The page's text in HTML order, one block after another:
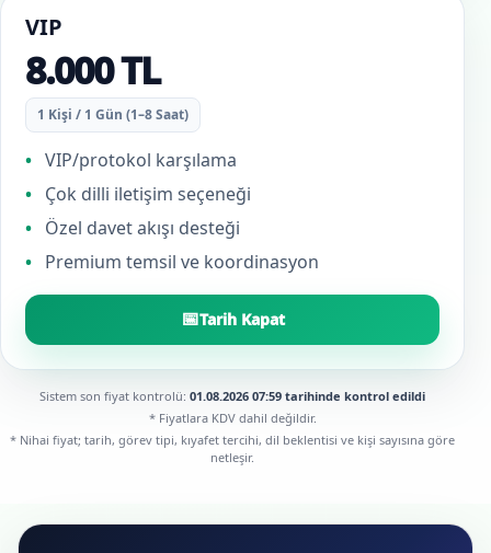
VIP
8.000 TL
1 Kişi / 1 Gün (1–8 Saat)
VIP/protokol karşılama
Çok dilli iletişim seçeneği
Özel davet akışı desteği
Premium temsil ve koordinasyon
📅Tarih Kapat
Sistem son fiyat kontrolü: 01.08.2026 07:59 tarihinde kontrol edildi
* Fiyatlara KDV dahil değildir.
* Nihai fiyat; tarih, görev tipi, kıyafet tercihi, dil beklentisi ve kişi sayısına göre
netleşir.